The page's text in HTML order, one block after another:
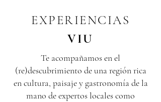
EXPERIENCIAS
VIU
Te acompañamos en el
(re)descubrimiento de una región rica
en cultura, paisaje y gastronomía de la
mano de expertos locales como